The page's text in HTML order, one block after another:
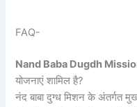
FAQ-
Nand Baba Dugdh
योजनाएं शामिल है?
नंद बाबा दुग्ध मिशन के अंतर्गत